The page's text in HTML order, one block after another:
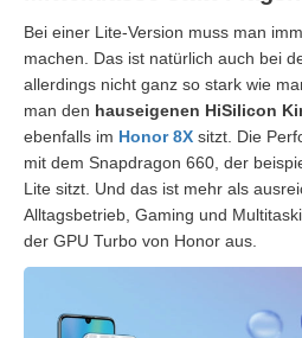
Bei einer Lite-Version muss man
machen. Das ist natürlich auch bei
allerdings nicht ganz so stark wie
man den hauseigenen HiSilicon
ebenfalls im Honor 8X sitzt. Die
mit dem Snapdragon 660, der
Lite sitzt. Und das ist mehr als
Alltagsbetrieb, Gaming und
der GPU Turbo von Honor aus.